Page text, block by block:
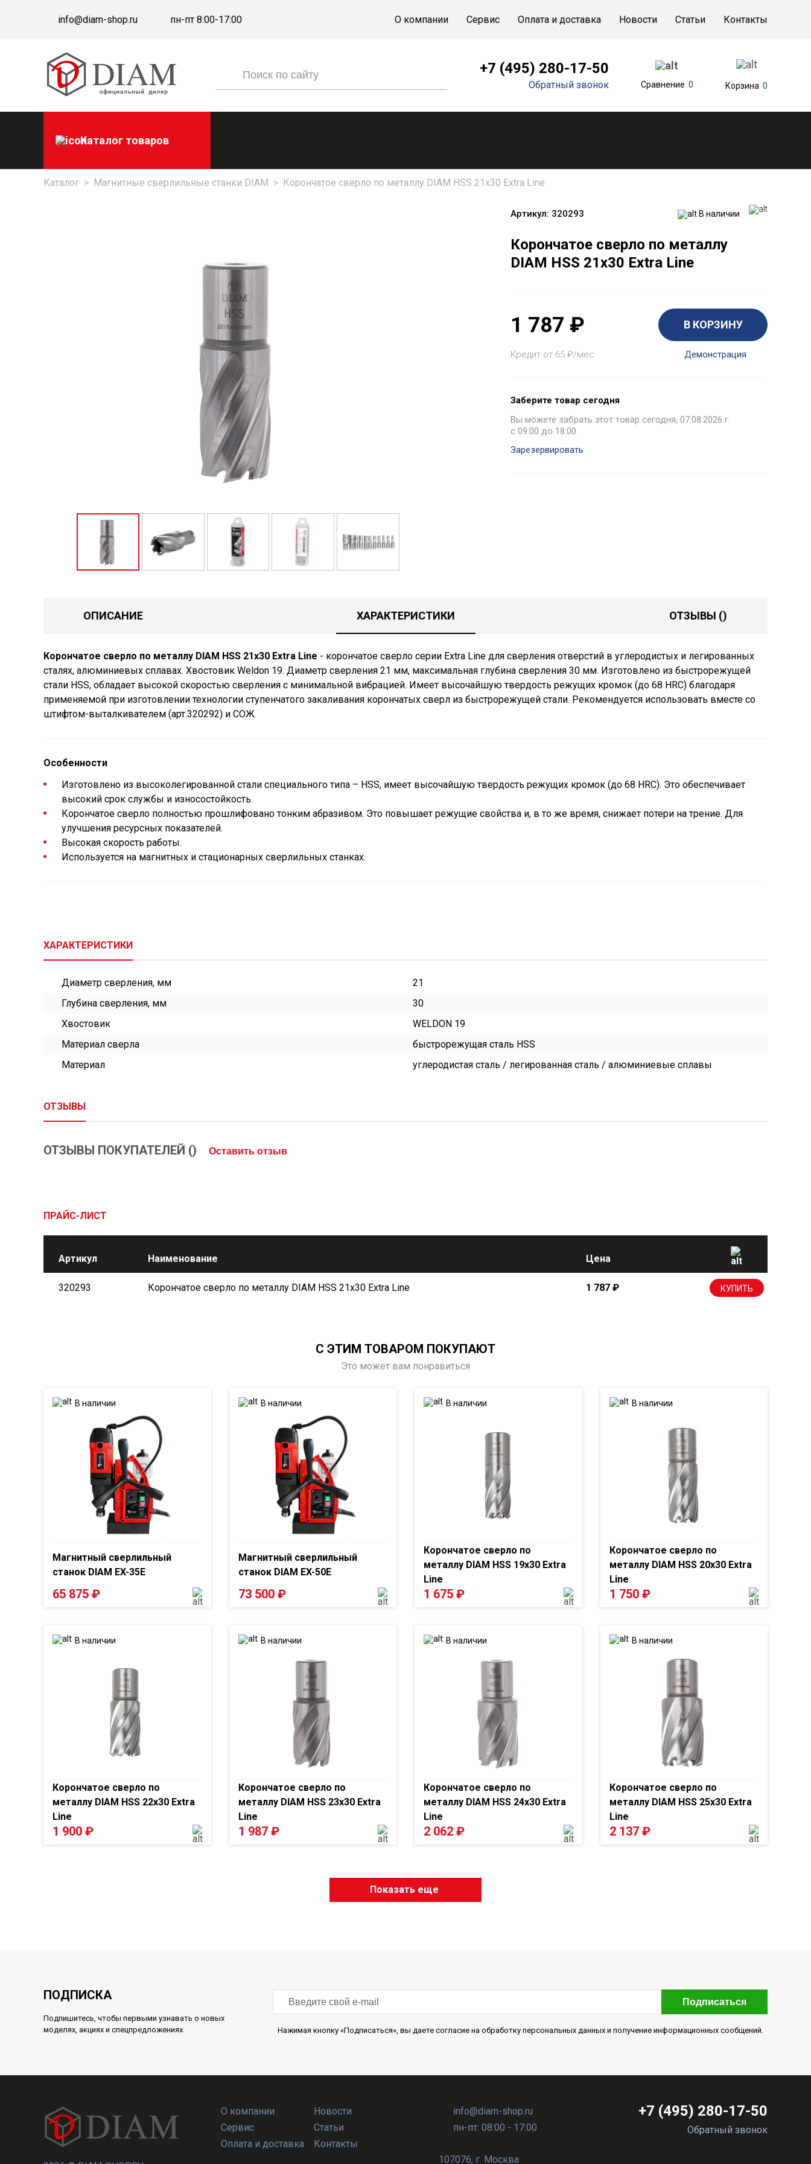
info@diam-shop.ru пн-пт 8:00-17:00 О компании Сервис Оплата и доставка Новости Статьи Контакты
+7 (495) 280-17-50
Обратный звонок Сравнение 0 Корзина 0
Каталог товаров
Каталог > Магнитные сверлильные станки DIAM > Корончатое сверло по металлу DIAM HSS 21x30 Extra Line
Артикул: 320293 В наличии
Корончатое сверло по металлу
DIAM HSS 21x30 Extra Line
1 787 ₽ В КОРЗИНУ
Кредит от 65 ₽/мес Демонстрация
Заберите товар сегодня
Вы можете забрать этот товар сегодня, 07.08.2026 г.
с 09:00 до 18:00.
Зарезервировать
ОПИСАНИЕ ХАРАКТЕРИСТИКИ ОТЗЫВЫ ()
Корончатое сверло по металлу DIAM HSS 21x30 Extra Line - корончатое сверло серии Extra Line для сверления отверстий в углеродистых и легированных
сталях, алюминиевых сплавах. Хвостовик Weldon 19. Диаметр сверления 21 мм, максимальная глубина сверления 30 мм. Изготовлено из быстрорежущей
стали HSS, обладает высокой скоростью сверления с минимальной вибрацией. Имеет высочайшую твердость режущих кромок (до 68 HRC) благодаря
применяемой при изготовлении технологии ступенчатого закаливания корончатых сверл из быстрорежущей стали. Рекомендуется использовать вместе со
штифтом-выталкивателем (арт.320292) и СОЖ.
Особенности
Изготовлено из высоколегированной стали специального типа – HSS, имеет высочайшую твердость режущих кромок (до 68 HRC). Это обеспечивает
высокий срок службы и износостойкость.
Корончатое сверло полностью прошлифовано тонким абразивом. Это повышает режущие свойства и, в то же время, снижает потери на трение. Для
улучшения ресурсных показателей.
Высокая скорость работы.
Используется на магнитных и стационарных сверлильных станках.
ХАРАКТЕРИСТИКИ
Диаметр сверления, мм
21
Глубина сверления, мм
30
Хвостовик
WELDON 19
Материал сверла
быстрорежущая сталь HSS
Материал
углеродистая сталь / легированная сталь / алюминиевые сплавы
ОТЗЫВЫ
ОТЗЫВЫ ПОКУПАТЕЛЕЙ () Оставить отзыв
ПРАЙС-ЛИСТ
Артикул Наименование Цена
320293 Корончатое сверло по металлу DIAM HSS 21x30 Extra Line 1 787 ₽ КУПИТЬ
С ЭТИМ ТОВАРОМ ПОКУПАЮТ
Это может вам понравиться
В наличии
Магнитный сверлильный
станок DIAM EX-35E
65 875 ₽
В наличии
Магнитный сверлильный
станок DIAM EX-50E
73 500 ₽
В наличии
Корончатое сверло по
металлу DIAM HSS 19x30 Extra
Line
1 675 ₽
В наличии
Корончатое сверло по
металлу DIAM HSS 20x30 Extra
Line
1 750 ₽
В наличии
Корончатое сверло по
металлу DIAM HSS 22x30 Extra
Line
1 900 ₽
В наличии
Корончатое сверло по
металлу DIAM HSS 23x30 Extra
Line
1 987 ₽
В наличии
Корончатое сверло по
металлу DIAM HSS 24x30 Extra
Line
2 062 ₽
В наличии
Корончатое сверло по
металлу DIAM HSS 25x30 Extra
Line
2 137 ₽
Показать еще
ПОДПИСКА
Подпишитесь, чтобы первыми узнавать о новых
моделях, акциях и спецпредложениях
Подписаться
Нажимая кнопку «Подписаться», вы даете согласие на обработку персональных данных и получение информационных сообщений.
О компании
Сервис
Оплата и доставка
Новости
Статьи
Контакты
info@diam-shop.ru
пн-пт: 08:00 - 17:00
107076, г. Москва
+7 (495) 280-17-50
Обратный звонок